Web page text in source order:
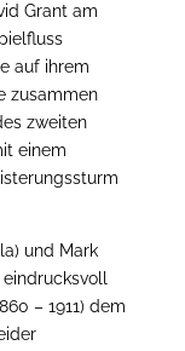
Grant am
auf ihrem
zusammen
zweiten
einem
und Mark
– 1911) dem